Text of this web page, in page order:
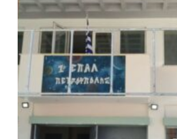
πλέον το όνομα «Γεώργιος